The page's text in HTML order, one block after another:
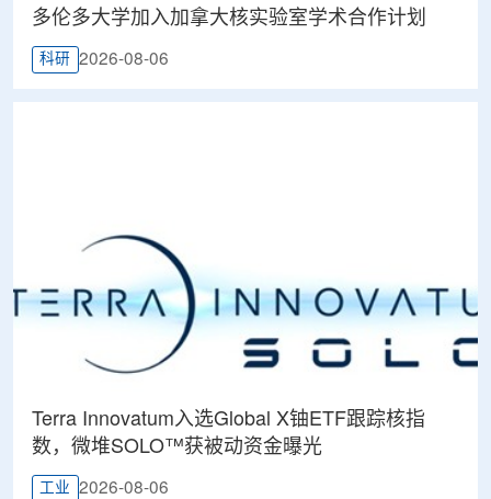
多伦多大学加入加拿大核实验室学术合作计划
科研 2026-08-06
Terra Innovatum入选Global X铀ETF跟踪核指
数，微堆SOLO™获被动资金曝光
工业 2026-08-06